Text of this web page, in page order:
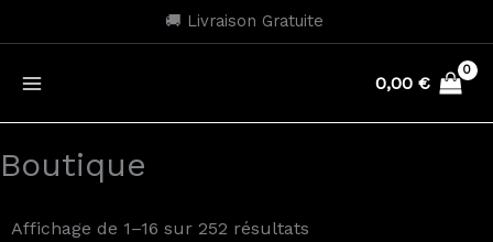
au
🚚 Livraison Gratuite
0,00 €
Boutique
Affichage de 1–16 sur 252 résultats